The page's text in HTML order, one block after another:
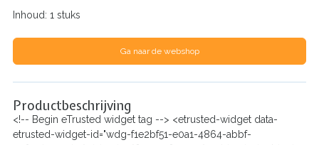
Inhoud: 1 stuks
Ga naar de webshop
Productbeschrijving
<!-- Begin eTrusted widget tag --> <etrusted-widget data-
etrusted-widget-id="wdg-f1e2bf51-e0a1-4864-abbf-